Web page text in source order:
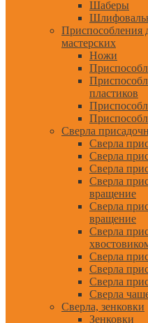
Шаберы
Приспособления
мастерских
Ножи
пластиков
Сверла
Сверла
Сверла
Сверла
Сверла
вращение
Сверла
вращение
Сверла
Сверла
Сверла
Сверла
Сверла
Сверла, зенковки
Зенковки